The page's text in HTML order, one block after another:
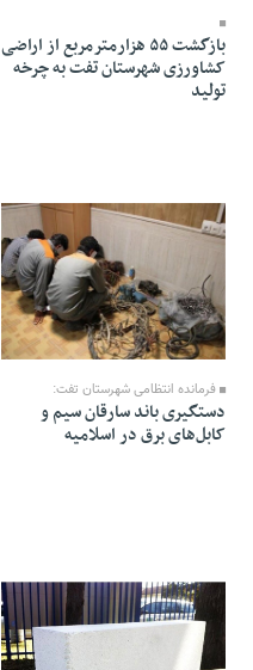
بازگشت ۵۵ هزارمترمربع از اراضی
کشاورزی شهرستان تفت به چرخه
تولید
08 Ordibehesht 1403 - 15:50
فرمانده انتظامی شهرستان تفت:
دستگیری باند سارقان سیم و
کابل‌های برق در اسلامیه